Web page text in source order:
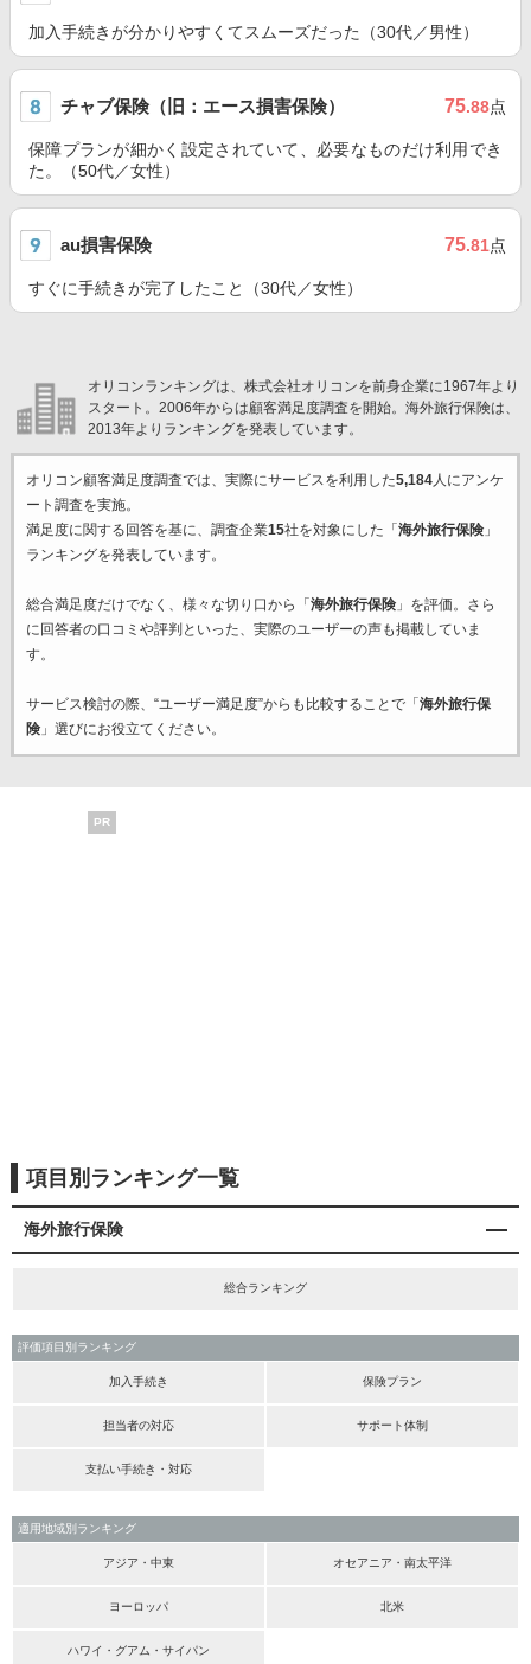
加入手続きが分かりやすくてスムーズだった（30代／男性）
チャブ保険（旧：エース損害保険） 75.88点
保障プランが細かく設定されていて、必要なものだけ利用でき
た。（50代／女性）
au損害保険 75.81点
すぐに手続きが完了したこと（30代／女性）
オリコンランキングは、株式会社オリコンを前身企業に1967年より
スタート。2006年からは顧客満足度調査を開始。海外旅行保険は、
2013年よりランキングを発表しています。
オリコン顧客満足度調査では、実際にサービスを利用した5,184人にアンケ
ート調査を実施。
満足度に関する回答を基に、調査企業15社を対象にした「 海外旅行保険」
ランキングを発表しています。
総合満足度だけでなく、様々な切り口から「 海外旅行保険」を評価。さら
に回答者の口コミや評判といった、実際のユーザーの声も掲載していま
す。
サービス検討の際、“ユーザー満足度”からも比較することで「 海外旅行保
険」選びにお役立てください。
PR
項目別ランキング一覧
海外旅行保険
総合ランキング
評価項目別ランキング
加入手続き 保険プラン
担当者の対応 サポート体制
支払い手続き・対応
適用地域別ランキング
アジア・中東 オセアニア・南太平洋
ヨーロッパ 北米
ハワイ・グアム・サイパン